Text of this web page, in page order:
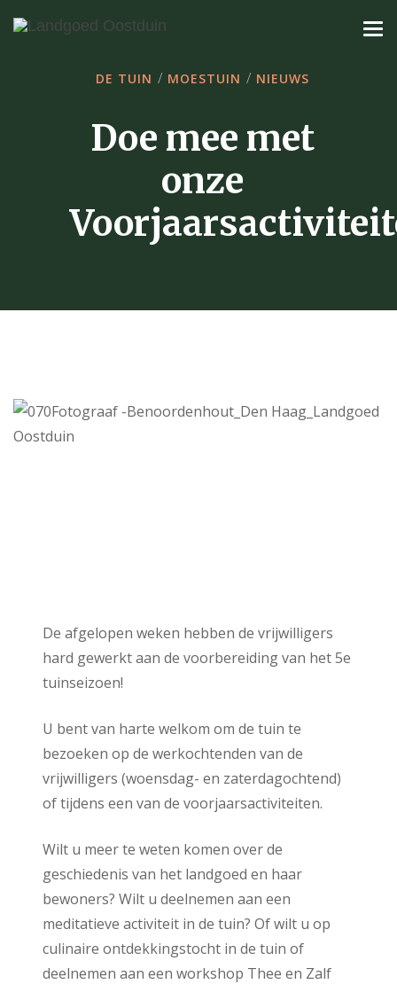
DE TUIN / MOESTUIN / NIEUWS
Doe mee met
onze
De afgelopen weken hebben de vrijwilligers
hard gewerkt aan de voorbereiding van het 5e
tuinseizoen!
U bent van harte welkom om de tuin te
bezoeken op de werkochtenden van de
vrijwilligers (woensdag- en zaterdagochtend)
of tijdens een van de voorjaarsactiviteiten.
Wilt u meer te weten komen over de
geschiedenis van het landgoed en haar
bewoners? Wilt u deelnemen aan een
meditatieve activiteit in de tuin? Of wilt u op
culinaire ontdekkingstocht in de tuin of
deelnemen aan een workshop Thee en Zalf